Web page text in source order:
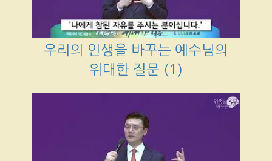
우리의 인생을 바꾸는 예수님의
위대한 질문 (1)